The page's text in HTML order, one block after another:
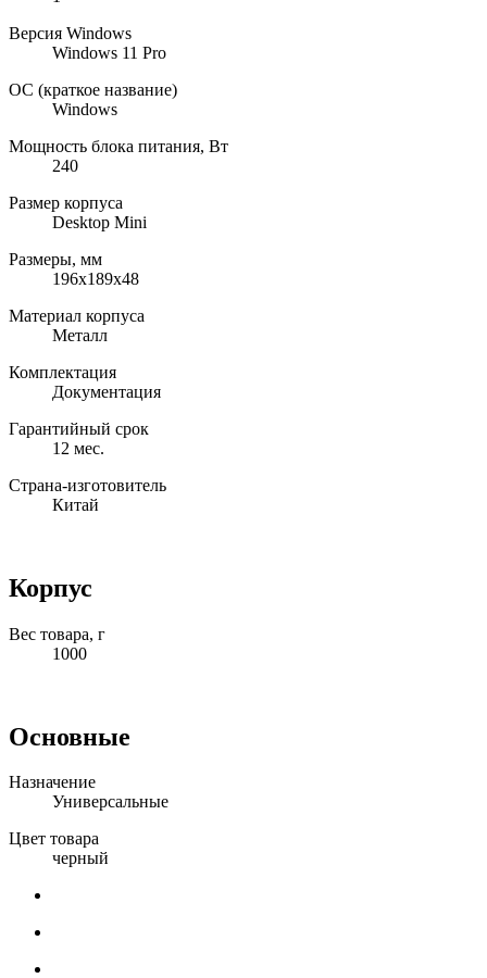
Версия Windows
Windows 11 Pro
ОС (краткое название)
Windows
Мощность блока питания, Вт
240
Размер корпуса
Desktop Mini
Размеры, мм
196x189x48
Материал корпуса
Металл
Комплектация
Документация
Гарантийный срок
12 мес.
Страна-изготовитель
Китай
Корпус
Вес товара, г
1000
Основные
Назначение
Универсальные
Цвет товара
черный